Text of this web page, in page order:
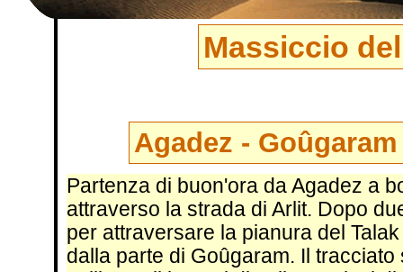
Massiccio
Agadez -
Partenza di buon'ora da Agadez a
attraverso la strada di Arlit. Dopo
per attraversare la pianura del
dalla parte di Goûgaram. Il